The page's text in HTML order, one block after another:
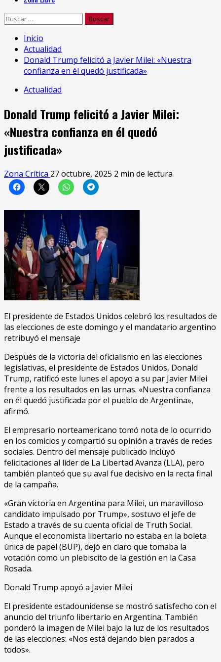
Buscar:
Inicio
Actualidad
Donald Trump felicitó a Javier Milei: «Nuestra
confianza en él quedó justificada»
Actualidad
Donald Trump felicitó a Javier Milei:
«Nuestra confianza en él quedó
justificada»
Zona Crítica 27 octubre, 2025 2 min de lectura
El presidente de Estados Unidos celebró los resultados de
las elecciones de este domingo y el mandatario argentino
retribuyó el mensaje
Después de la victoria del oficialismo en las elecciones
legislativas, el presidente de Estados Unidos, Donald
Trump, ratificó este lunes el apoyo a su par Javier Milei
frente a los resultados en las urnas. «Nuestra confianza
en él quedó justificada por el pueblo de Argentina»,
afirmó.
El empresario norteamericano tomó nota de lo ocurrido
en los comicios y compartió su opinión a través de redes
sociales. Dentro del mensaje publicado incluyó
felicitaciones al líder de La Libertad Avanza (LLA), pero
también planteó que su aval fue decisivo en la recta final
de la campaña.
«Gran victoria en Argentina para Milei, un maravilloso
candidato impulsado por Trump», sostuvo el jefe de
Estado a través de su cuenta oficial de Truth Social.
Aunque el economista libertario no estaba en la boleta
única de papel (BUP), dejó en claro que tomaba la
votación como un plebiscito de la gestión en la Casa
Rosada.
Donald Trump apoyó a Javier Milei
El presidente estadounidense se mostró satisfecho con el
anuncio del triunfo libertario en Argentina. También
ponderó la imagen de Milei bajo la luz de los resultados
de las elecciones: «Nos está dejando bien parados a
todos».